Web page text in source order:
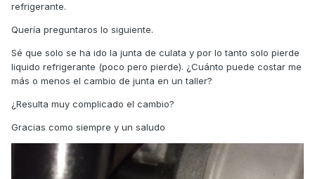
refrigerante.
Quería preguntaros lo siguiente.
Sé que solo se ha ido la junta de culata y por lo tanto solo pierde
liquido refrigerante (poco pero pierde). ¿Cuánto puede costar me
más o menos el cambio de junta en un taller?
¿Resulta muy complicado el cambio?
Gracias como siempre y un saludo